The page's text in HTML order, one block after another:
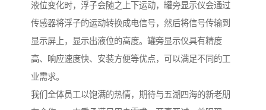
液位变化时，浮子会随之上下运动，罐旁显示仪会通过
传感器将浮子的运动转换成电信号，然后将信号传输到
显示屏上，显示出液位的高度。罐旁显示仪具有精度
高、响应速度快、安装方便等优点，可以满足不同的工
业需求。
我们全体员工以饱满的热情，期待与五湖四海的新老朋